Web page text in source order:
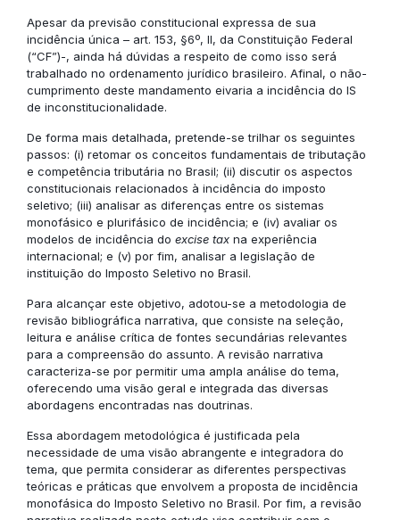
Apesar da previsão constitucional expressa de sua
incidência única – art. 153, §6º, II, da Constituição Federal
(“CF”)-, ainda há dúvidas a respeito de como isso será
trabalhado no ordenamento jurídico brasileiro. Afinal, o não-
cumprimento deste mandamento eivaria a incidência do IS
de inconstitucionalidade.
De forma mais detalhada, pretende-se trilhar os seguintes
passos: (i) retomar os conceitos fundamentais de tributação
e competência tributária no Brasil; (ii) discutir os aspectos
constitucionais relacionados à incidência do imposto
seletivo; (iii) analisar as diferenças entre os sistemas
monofásico e plurifásico de incidência; e (iv) avaliar os
modelos de incidência do excise tax na experiência
internacional; e (v) por fim, analisar a legislação de
instituição do Imposto Seletivo no Brasil.
Para alcançar este objetivo, adotou-se a metodologia de
revisão bibliográfica narrativa, que consiste na seleção,
leitura e análise crítica de fontes secundárias relevantes
para a compreensão do assunto. A revisão narrativa
caracteriza-se por permitir uma ampla análise do tema,
oferecendo uma visão geral e integrada das diversas
abordagens encontradas nas doutrinas.
Essa abordagem metodológica é justificada pela
necessidade de uma visão abrangente e integradora do
tema, que permita considerar as diferentes perspectivas
teóricas e práticas que envolvem a proposta de incidência
monofásica do Imposto Seletivo no Brasil. Por fim, a revisão